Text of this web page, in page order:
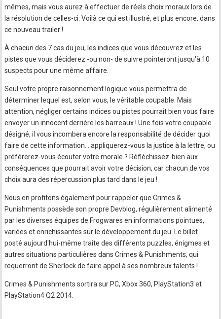
mêmes, mais vous aurez à effectuer de réels choix moraux lors de
la résolution de celles-ci. Voilà ce qui est illustré, et plus encore, dans
ce nouveau trailer !
À chacun des 7 cas du jeu, les indices que vous découvrez et les
pistes que vous déciderez -ou non- de suivre pointeront jusqu'à 10
suspects pour une même affaire.
Seul votre propre raisonnement logique vous permettra de
déterminer lequel est, selon vous, le véritable coupable. Mais
attention, négliger certains indices ou pistes pourrait bien vous faire
envoyer un innocent derrière les barreaux ! Une fois votre coupable
désigné, il vous incombera encore la responsabilité de décider quoi
faire de cette information... appliquerez-vous la justice à la lettre, ou
préférerez-vous écouter votre morale ? Réfléchissez-bien aux
conséquences que pourrait avoir votre décision, car chacun de vos
choix aura des répercussion plus tard dans le jeu !
Nous en profitons également pour rappeler que Crimes &
Punishments possède son propre Devblog, régulièrement alimenté
par les diverses équipes de Frogwares en informations pointues,
variées et enrichissantes sur le développement du jeu. Le billet
posté aujourd'hui-même traite des différents puzzles, énigmes et
autres situations particulières dans Crimes & Punishments, qui
requerront de Sherlock de faire appel à ses nombreux talents !
Crimes & Punishments sortira sur PC, Xbox 360, PlayStation3 et
PlayStation4 Q2 2014.